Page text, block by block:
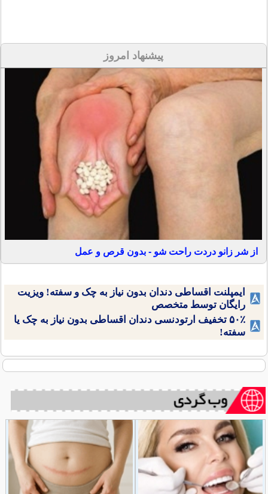
پیشنهاد امروز
از شر زانو دردت راحت شو - بدون قرص و عمل
ایمپلنت اقساطی دندان بدون نیاز به چک و سفته! ویزیت
رایگان توسط متخصص
۵۰٪ تخفیف ارتودنسی دندان اقساطی بدون نیاز به چک یا
سفته!